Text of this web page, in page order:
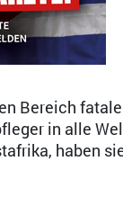
Bereich
in alle
haben